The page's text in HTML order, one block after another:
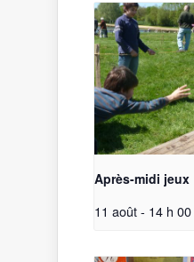
Après-midi jeux
11 août - 14 h 00